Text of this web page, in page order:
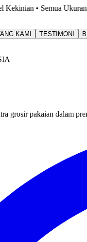
Ready. Cek Katalog
KAMI TESTIMONI
grosir pakaian dalam